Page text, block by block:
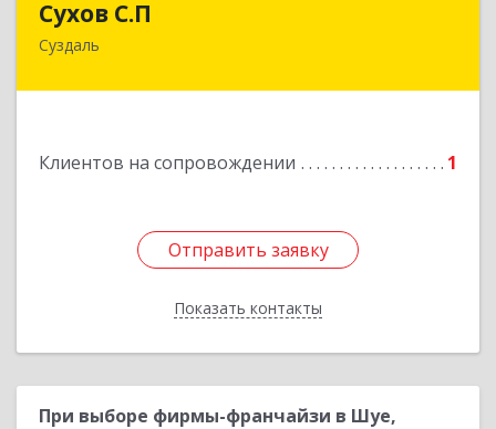
Сухов С.П
Суздаль
Клиентов на сопровождении 1
Отправить заявку
Показать контакты
Отправить заявку
Назад
При выборе фирмы-франчайзи в Шуе,